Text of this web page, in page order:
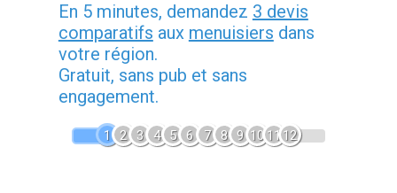
En 5 minutes, demandez 3 devis
comparatifs aux menuisiers dans
votre région.
Gratuit, sans pub et sans
engagement.
1 2 3 4 5 6 7 8 9 1011 12